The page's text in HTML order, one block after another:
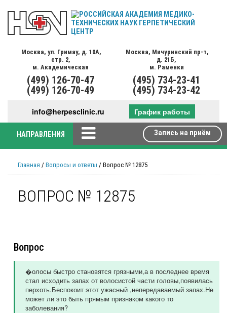
Москва, ул. Гримау, д. 10А,
стр. 2,
м. Академическая
(499) 126-70-47
(499) 126-70-49
Москва, Мичуринский пр-т,
д. 21Б,
м. Раменки
(495) 734-23-41
(495) 734-23-42
info@herpesclinic.ru График работы
НАПРАВЛЕНИЯ Запись на приём
Главная / Вопросы и ответы / Вопрос № 12875
ВОПРОС № 12875
Вопрос
�олосы быстро становятся грязными,а в последнее время
стал исходить запах от волосистой части головы,появилась
перхоть.Беспокоит этот ужасный ,непередаваемый запах.Не
может ли это быть прямым признаком какого то
заболевания?